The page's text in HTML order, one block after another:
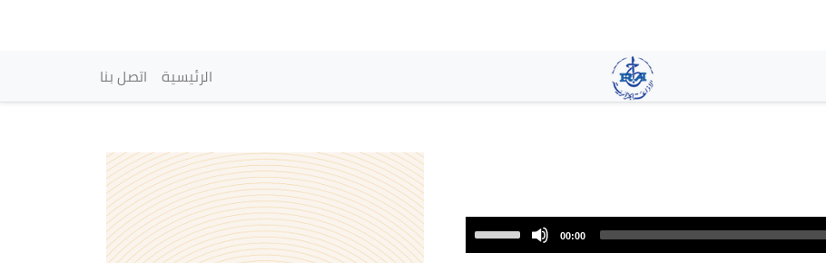
principale
الرئيسية اتصل بنا
00:00
Up/Down